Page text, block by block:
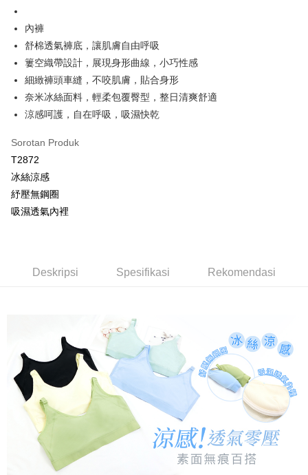
peringkat "semakan manual", ini bermakna kriteria pemarkahan sistem
tidak dipenuhi; butiran penilaian khusus tidak akan didedahkan.
[Arahan Pembayaran]
Pembayaran ansuran melalui OP Pay Later akan dibilkan secara
berasingan dan tidak termasuk dalam bil telekom anda. SMS peringatan
pembayaran akan dihantar selepas kitaran bil bulanan.
Selepas mengakses bil melalui pautan dalam SMS, anda boleh
menyelesaikan pembayaran anda melalui salah satu saluran berikut: kod
JKOPay, atau iPASS MONEY.
atau pembayaran ansuran akan dipindahkan oleh peniaga kepada
Syarikat, dan pelanggan hendaklah membuat pembayaran mengikut
penggunaan OP Pay Later, peniaga akan memberikan maklumat peribadi
anda (termasuk nama, nombor telefon, atau alamat) kepada Syarikat bagi
tujuan pengumpulan, pemprosesan dan penggunaan data yang
diperlukan untuk pengebilan ansuran, termasuk pengesahan,
pengesahan semula dan pembetulan.
Untuk terma perkhidmatan penuh, sila rujuk pautan berikut:
https://oppay.tw/userRule
" target="_blank" class="link revert-
style">https://oppay.tw/userRule
【Panduan Penggunaan Pembayaran Ansuran Gogo】
1. Perkhidmatan ini disediakan oleh Taiwan Mobile, pengguna telefon
Sila ambil perhatian bahawa tempoh pembayaran adalah 14 hari. Walau
bagaimanapun, bagi mereka yang telah memuat turun Aplikasi AFTEE
dan mendaftar sebagai ahli AFTEE boleh menikmati tempoh pembayaran
sehingga 45 hari.
Tempoh pembayaran dikira dari masa kedai meminta pembayaran anda,
ditambah dengan bilangan hari yang boleh dilanjutkan oleh AFTEE. Anda
boleh melanjutkan tempoh pembayaran anda sebelum anda menerima
pesanan. Walau bagaimanapun, tiada jaminan bahawa anda boleh
lama untuk dihantar). Oleh itu, anda dikehendaki membuat pembayaran
kepada AFTEE dalam tempoh sama ada anda menerima pesanan.
Kedua, Sekatan Pembayaran
1. Jumlah yang diperakui untuk pengguna kali pertama boleh sehingga
NT$10,000. Amaun diperakui sebenar yang diluluskan akan berdasarkan
Ketiga, Syarat Perkhidmatan
pembeli, no. telefon, nama penerima, no. telefon, alamat penerima) untuk
penggunaan perkhidmatan. Sila rujuk kepada "Penyata Pengumpulan
Data Peribadi, Pemprosesan, Penggunaan"
(https://aftee.tw/privacypolicy/) untuk maklumat lanjut.
Jumlah yang diperakui untuk pengguna kali pertama yang lulus
kelulusan boleh sehingga NT$10,000. Jika pengguna tidak membuat
pembayaran dalam tempoh tersebut, yuran pembayaran lewat sebanyak
20% setahun akan dikenakan. Pengguna bawah umur dikehendaki
mendapatkan kebenaran daripada ibu bapa atau penjaga yang sah
untuk menggunakan AFTEE.
Sila hubungi NP Taiwan Inc. di
付款後全家取貨
NT$80/pesanan | Penghantaran percuma untuk pesanan
NT$499 atau lebih
萊爾富取貨付款
NT$80/pesanan | Penghantaran percuma untuk pesanan
NT$80/pesanan | Penghantaran percuma untuk pesanan
NT$799 atau lebih
7-11取貨付款
付款後7-11取貨
7-11取貨(快速到店)
NT$90/pesanan
宅配/離島不配送
NT$80/pesanan | Penghantaran percuma untuk pesanan
NT$890 atau lebih
黑貓貨到付款
NT$120/pesanan
內褲
舒棉透氣褲底，讓肌膚自由呼吸
簍空織帶設計，展現身形曲線，小巧性感
細緻褲頭車縫，不咬肌膚，貼合身形
奈米冰絲面料，輕柔包覆臀型，整日清爽舒適
涼感呵護，自在呼吸，吸濕快乾
Sorotan Produk
T2872
冰絲涼感
紓壓無鋼圈
吸濕透氣內裡
Deskripsi Spesifikasi Rekomendasi